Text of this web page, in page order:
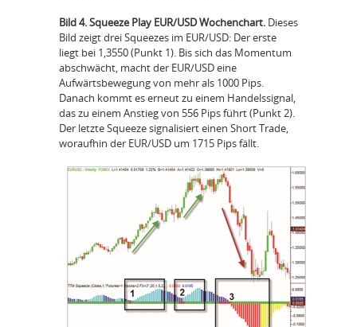
Bild 4. Squeeze Play EUR/USD Wochenchart. Dieses
Bild zeigt drei Squeezes im EUR/USD: Der erste
liegt bei 1,3550 (Punkt 1). Bis sich das Momentum
abschwächt, macht der EUR/USD eine
Aufwärtsbewegung von mehr als 1000 Pips.
Danach kommt es erneut zu einem Handelssignal,
das zu einem Anstieg von 556 Pips führt (Punkt 2).
Der letzte Squeeze signalisiert einen Short Trade,
woraufhin der EUR/USD um 1715 Pips fällt.